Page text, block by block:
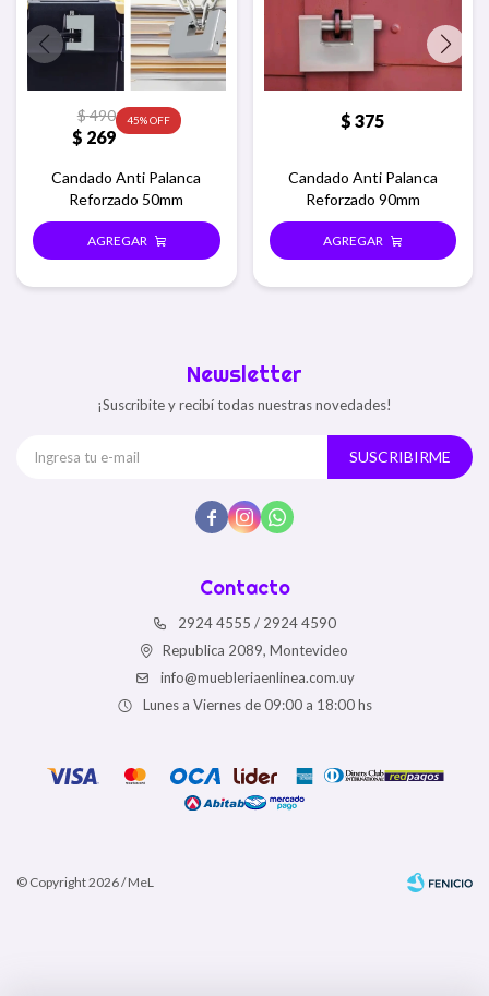
$ 269
$490 45
Candado Anti Palanca
Reforzado 50mm
$ 375
Candado Anti Palanca
Reforzado 90mm
Contacto
2924 4555 / 2924 4590
Republica 2089, Montevideo
info@muebleriaenlinea.com.uy
Lunes a Viernes de 09:00 a 18:00 hs
Newsletter
¡Suscribite y recibí todas nuestras novedades!
SUSCRIBIRME
  
© Copyright 2026 / MeL